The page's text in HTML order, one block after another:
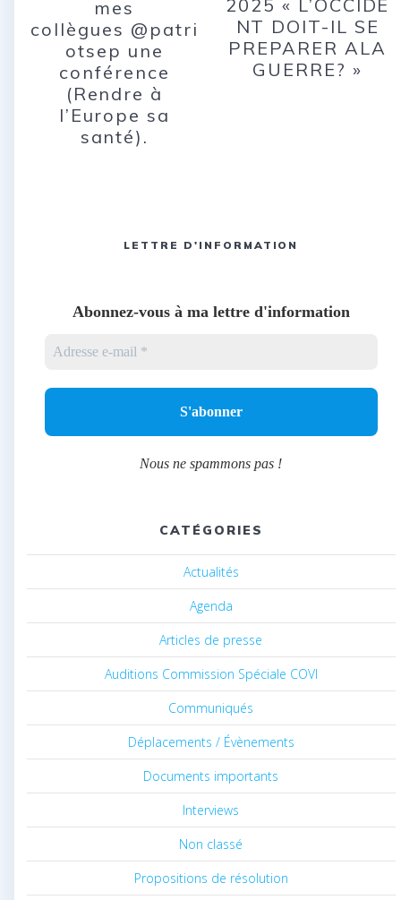
mes
collègues @patri
otsep une
conférence
(Rendre à
l’Europe sa
santé).
2025 « L’OCCIDE
NT DOIT-IL SE
PREPARER ALA
GUERRE? »
LETTRE D'INFORMATION
Abonnez-vous à ma lettre d'information
Nous ne spammons pas !
CATÉGORIES
Actualités
Agenda
Articles de presse
Auditions Commission Spéciale COVI
Communiqués
Déplacements / Évènements
Documents importants
Interviews
Non classé
Propositions de résolution